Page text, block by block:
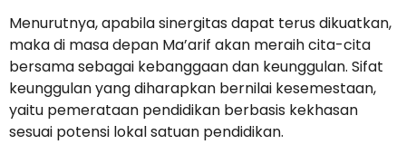
Menurutnya, apabila sinergitas dapat terus dikuatkan,
maka di masa depan Ma’arif akan meraih cita-cita
bersama sebagai kebanggaan dan keunggulan. Sifat
keunggulan yang diharapkan bernilai kesemestaan,
yaitu pemerataan pendidikan berbasis kekhasan
sesuai potensi lokal satuan pendidikan.